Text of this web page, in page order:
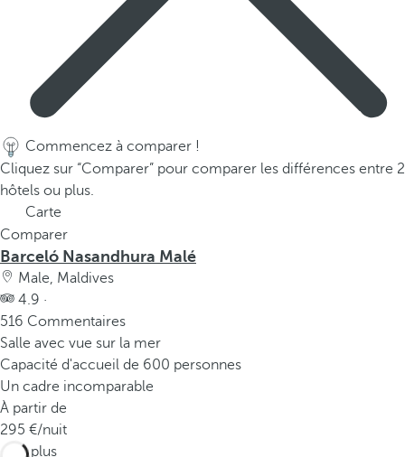
Commencez à comparer !
Cliquez sur “Comparer” pour comparer les différences entre 2
hôtels ou plus.
Carte
Comparer
Barceló Nasandhura Malé
Male, Maldives
4.9 ·
516 Commentaires
Salle avec vue sur la mer
Capacité d'accueil de 600 personnes
Un cadre incomparable
À partir de
295
/nuit
Voir plus